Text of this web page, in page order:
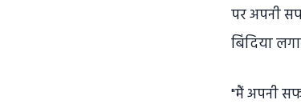
पर अपनी
बिंदिया
"मैं अपनी